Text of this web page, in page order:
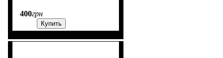
400грн
Купить